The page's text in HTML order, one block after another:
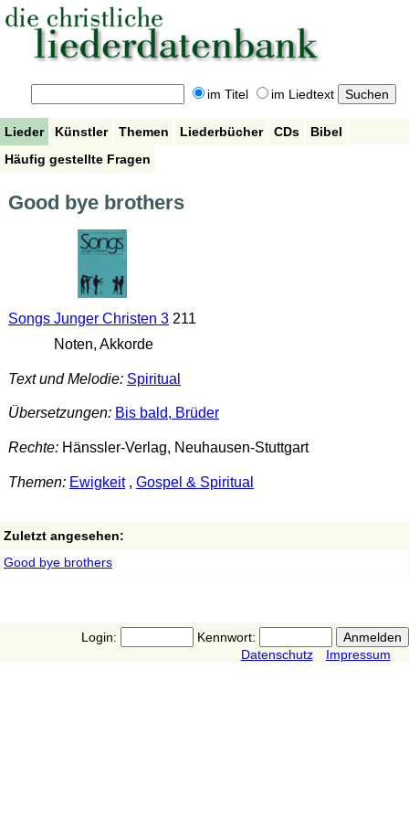
im Titel im Liedtext
Lieder Künstler Themen Liederbücher CDs
Bibel
Häufig gestellte Fragen
Good bye brothers
Songs Junger Christen 3211
Noten, Akkorde
Text und Melodie: Spiritual
Übersetzungen: Bis bald, Brüder
Rechte:Hänssler-Verlag, Neuhausen-Stuttgart
Themen: Ewigkeit, Gospel & Spiritual
Zuletzt angesehen:
Good bye brothers
Login:
Kennwort:
Datenschutz
Impressum